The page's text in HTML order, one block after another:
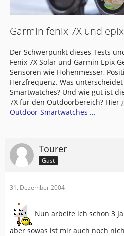
Garmin fenix 7X und
Der Schwerpunkt dieses Tests
Fenix 7X Solar und Garmin Epix
Sensoren wie Höhenmesser,
Herzfrequenz. Was
Smartwatches? Und wie gut ist
7X für den Outdoorbereich? Hier
Outdoor-Smartwatches ...
Tourer
Gast
31. Dezember 2004
Nun arbeite ich schon 3
aber sowas ist mir auch noch